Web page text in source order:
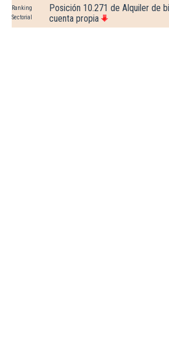
Ranking
Sectorial
Posición 10.271 de Alquiler de
cuenta propia